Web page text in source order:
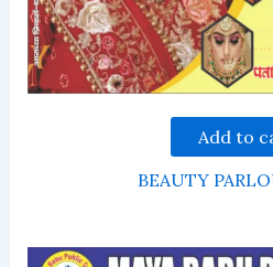
Add to
BEAUTY